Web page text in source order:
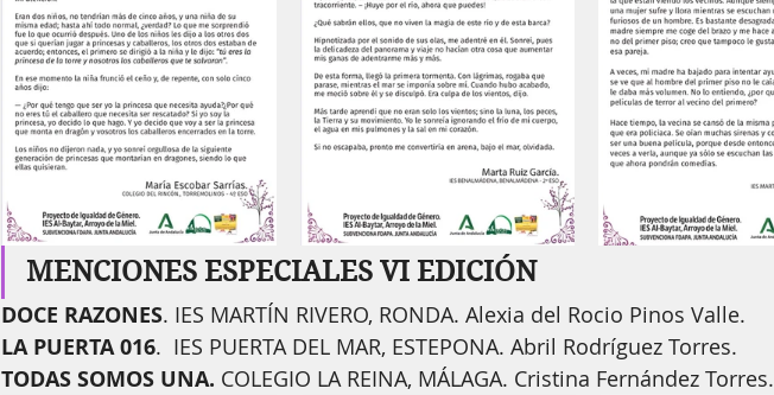
MENCIONES ESPECIALES VI EDICIÓN
DOCE RAZONES. IES MARTÍN RIVERO, RONDA. Alexia del Rocio Pinos Valle.
LA PUERTA 016.  IES PUERTA DEL MAR, ESTEPONA. Abril Rodríguez Torres.
TODAS SOMOS UNA. COLEGIO LA REINA, MÁLAGA. Cristina Fernández Torres.